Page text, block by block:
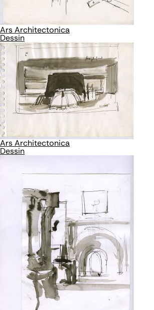
Ars Architectonica
Dessin
Ars Architectonica
Dessin